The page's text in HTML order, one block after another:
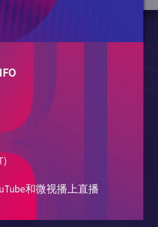
和微视播上直播